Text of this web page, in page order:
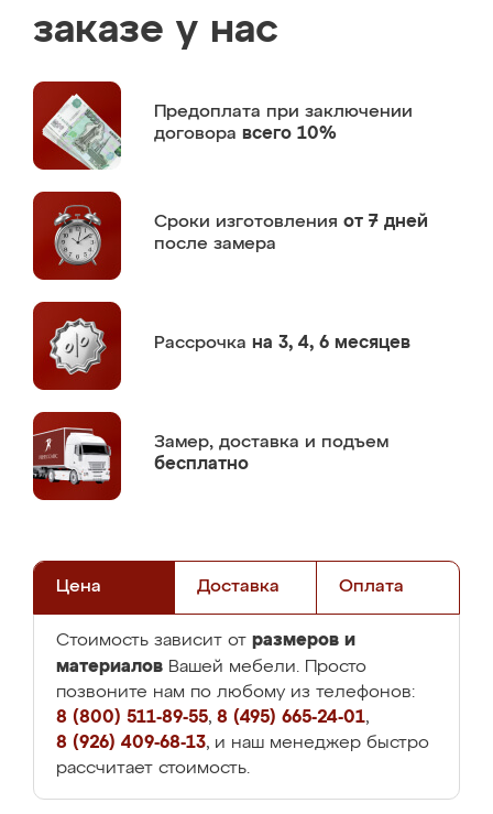
заказе у нас
Предоплата при заключении
договора всего 10%
Сроки изготовления от 7 дней
после замера
Рассрочка на 3, 4, 6 месяцев
Замер, доставка и подъем
бесплатно
Цена Доставка Оплата
Стоимость зависит от размеров и
материалов Вашей мебели. Просто
позвоните нам по любому из телефонов:
8 (800) 511-89-55, 8 (495) 665-24-01,
8 (926) 409-68-13, и наш менеджер быстро
рассчитает стоимость.